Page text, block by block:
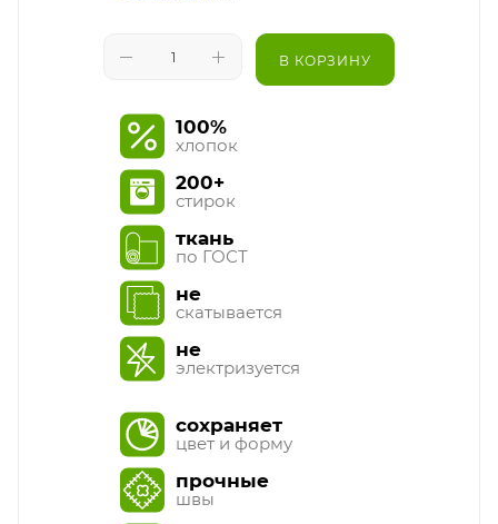
В КОРЗИНУ
100%
хлопок
200+
стирок
ткань
по ГОСТ
не
скатывается
не
электризуется
сохраняет
цвет и форму
прочные
швы